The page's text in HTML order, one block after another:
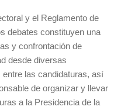
y el Reglamento de
debates constituyen una
y confrontación de
desde diversas
las candidaturas, así
de organizar y llevar
a la Presidencia de la